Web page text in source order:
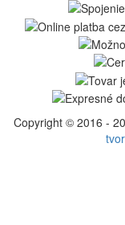
Copyright © 2016 -